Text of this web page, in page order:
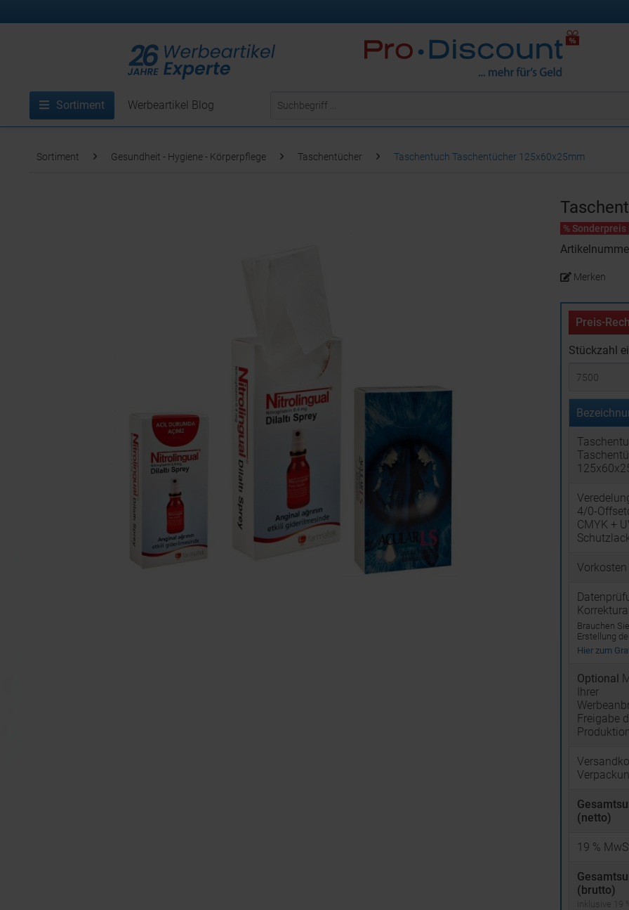
Sortiment Werbeartikel Blog
Sortiment Gesundheit - Hygiene - Körperpflege Taschentücher Taschentuch Taschentücher 125x60x25mm
% Sonderpreis
Merken
Preis-
Stückzahl
4/0-
CMYK +
Vorkosten
Brauchen
Erstellung
Hier zum
Optional
Ihrer
Freigabe
(netto)
19 %
(brutto)
inklusive 19